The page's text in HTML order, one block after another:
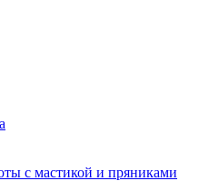
с мастикой и пряниками